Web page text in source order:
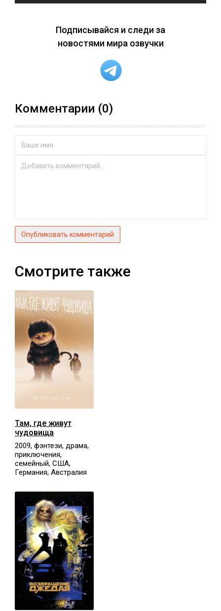
Подписывайся и следи за
новостями мира озвучки
Комментарии (0)
Опубликовать комментарий
Смотрите также
Там, где живут
чудовища
2009, фэнтези, драма,
приключения,
семейный, США,
Германия, Австралия